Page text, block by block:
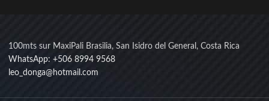
100mts sur MaxiPali Brasilia, San Isidro del General, Costa Rica
WhatsApp: +506 8994 9568
leo_donga@hotmail.com